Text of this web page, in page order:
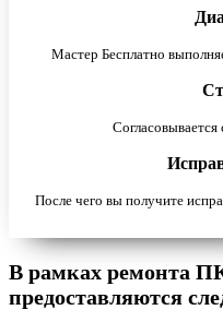
Мастер Бесплатно
После чего вы получите
В рамках ремонта
предоставляются